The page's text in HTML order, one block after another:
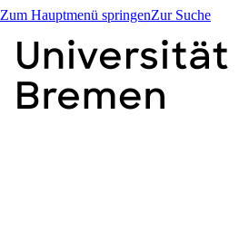
Zum Hauptmenü springenZur Suche